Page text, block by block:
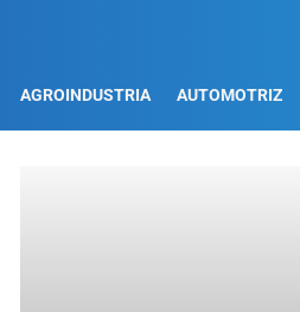
AGROINDUSTRIA AUTOMOTRIZ